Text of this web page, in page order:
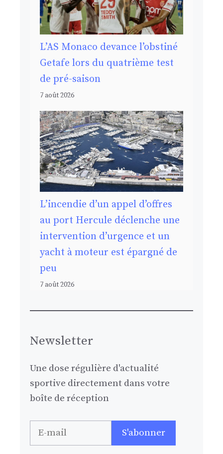
L’AS Monaco devance l’obstiné
Getafe lors du quatrième test
de pré-saison
7 août 2026
L’incendie d’un appel d’offres
au port Hercule déclenche une
intervention d’urgence et un
yacht à moteur est épargné de
peu
7 août 2026
Newsletter
Une dose régulière d'actualité
sportive directement dans votre
boîte de réception